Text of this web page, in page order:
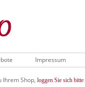
Impressum
Ihrem Shop, loggen Sie sich bitte